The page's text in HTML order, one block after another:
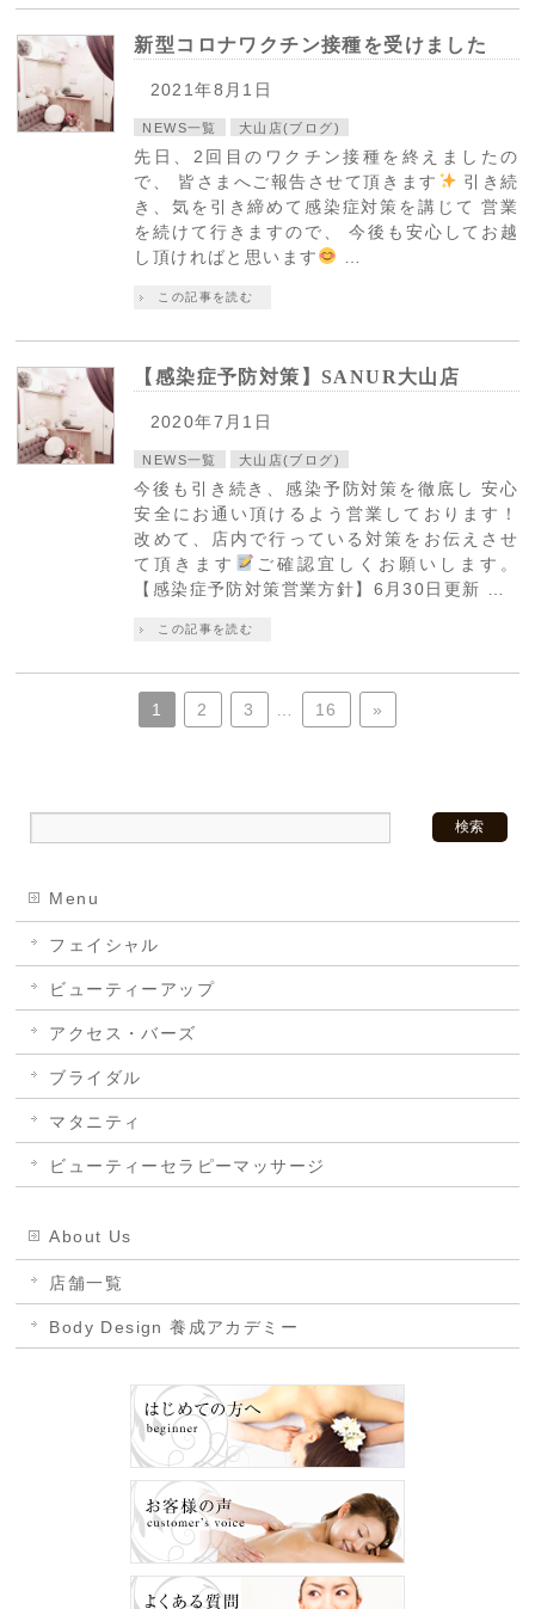
新型コロナワクチン接種を受けました
2021年8月1日
NEWS一覧 大山店(ブログ)
先日、2回目のワクチン接種を終えましたの
で、 皆さまへご報告させて頂きます
引き続
き、気を引き締めて感染症対策を講じて 営業
を続けて行きますので、 今後も安心してお越
し頂ければと思います
この記事を読む
【感染症予防対策】SANUR大山店
2020年7月1日
NEWS一覧 大山店(ブログ)
今後も引き続き、感染予防対策を徹底し 安心
安全にお通い頂けるよう営業しております！
改めて、店内で行っている対策をお伝えさせ
て頂きます
ご確認宜しくお願いします。
【感染症予防対策営業方針】6月30日更新 …
この記事を読む
1 2 3 16 »
Menu
フェイシャル
ビューティーアップ
アクセス・バーズ
ブライダル
マタニティ
ビューティーセラピーマッサージ
About Us
店舗一覧
Body Design 養成アカデミー